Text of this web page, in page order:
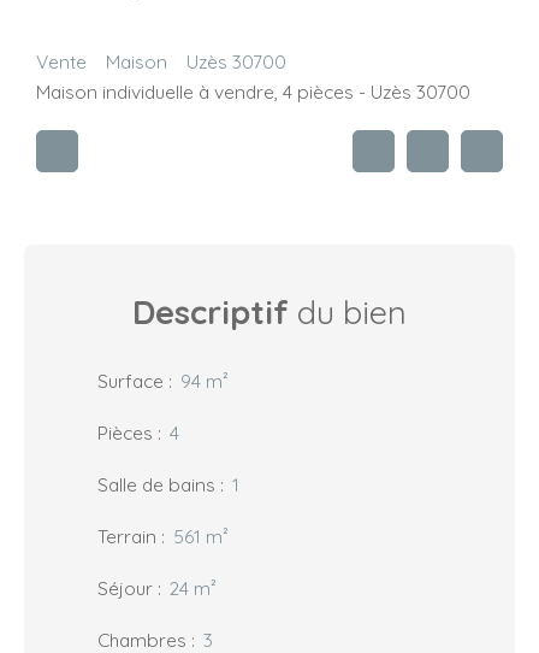
Vente Maison
Uzès 30700
Maison individuelle à vendre, 4 pièces - Uzès 30700
Descriptif du bien
Surface : 94 m²
Pièces : 4
Salle de bains : 1
Terrain : 561 m²
Séjour : 24 m²
Chambres : 3